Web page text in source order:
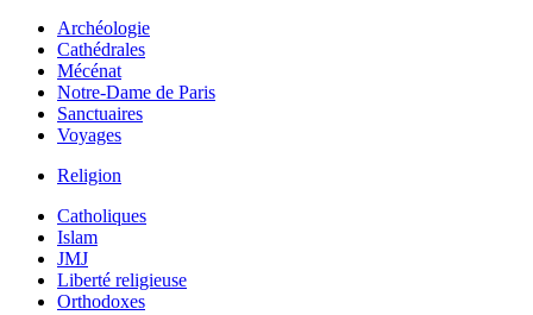
Archéologie
Cathédrales
Mécénat
Notre-Dame de Paris
Sanctuaires
Voyages
Religion
Catholiques
Islam
JMJ
Liberté religieuse
Orthodoxes